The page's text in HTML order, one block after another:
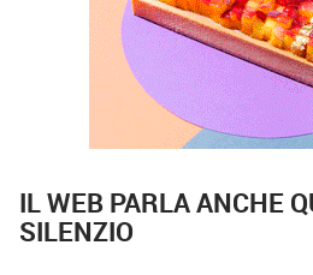
IL WEB PARLA ANCHE
SILENZIO